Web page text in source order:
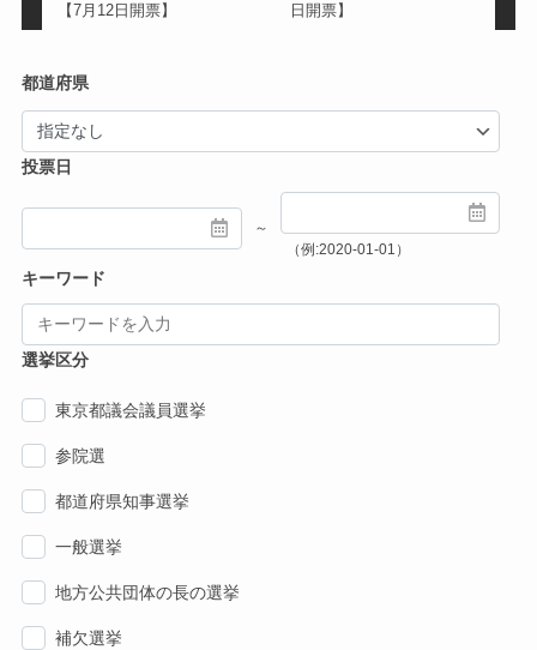
【7月12日開票】
日開票】
都道府県
投票日
～
（例:2020-01-01）
キーワード
選挙区分
東京都議会議員選挙
参院選
都道府県知事選挙
一般選挙
地方公共団体の長の選挙
補欠選挙